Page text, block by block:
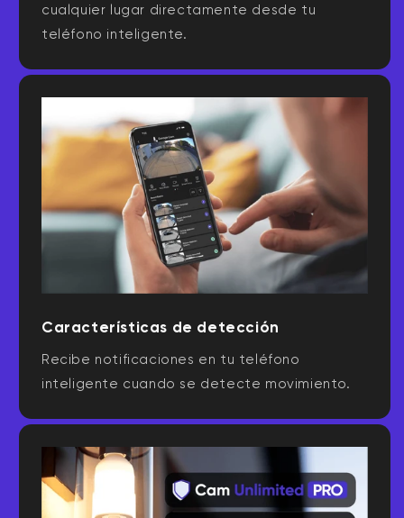
cualquier lugar directamente desde tu
teléfono inteligente.
Características de detección
Recibe notificaciones en tu teléfono
inteligente cuando se detecte movimiento.